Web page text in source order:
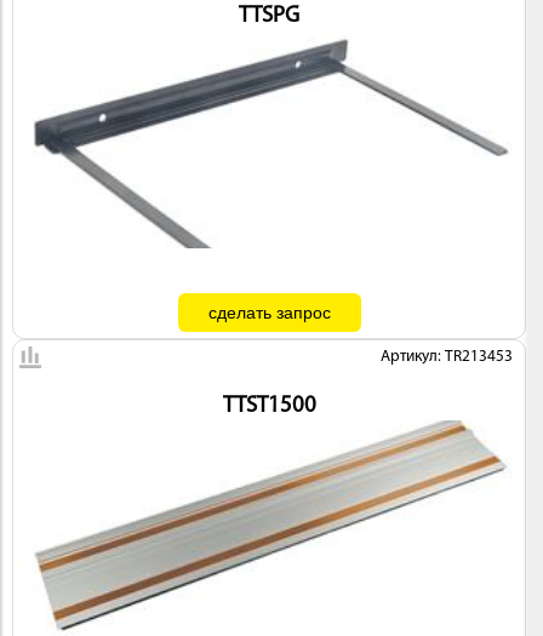
TTSPG
Артикул: TR213453
TTST1500